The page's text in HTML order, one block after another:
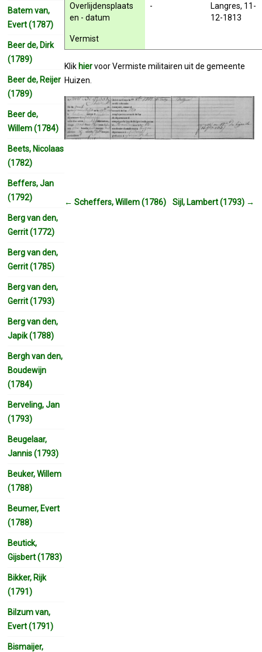
Overlijdensplaats
en - datum
-
Langres, 11-
12-1813
Vermist
Klik hiervoor Vermiste militairen uit de gemeente
Huizen.
← Scheffers, Willem (1786) Sijl, Lambert (1793) →
Batem van,
Evert (1787)
Beer de, Dirk
(1789)
Beer de, Reijer
(1789)
Beer de,
Willem (1784)
Beets, Nicolaas
(1782)
Beffers, Jan
(1792)
Berg van den,
Gerrit (1772)
Berg van den,
Gerrit (1785)
Berg van den,
Gerrit (1793)
Berg van den,
Japik (1788)
Bergh van den,
Boudewijn
(1784)
Berveling, Jan
(1793)
Beugelaar,
Jannis (1793)
Beuker, Willem
(1788)
Beumer, Evert
(1788)
Beutick,
Gijsbert (1783)
Bikker, Rijk
(1791)
Bilzum van,
Evert (1791)
Bismaijer,